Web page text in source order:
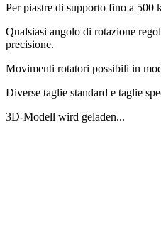
Per piastre di supporto fino a 500
Qualsiasi angolo di rotazione
precisione.
Movimenti rotatori possibili in
Diverse taglie standard e taglie
3D-Modell wird geladen...